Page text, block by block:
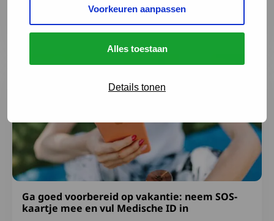
Voorkeuren aanpassen
Alles toestaan
Details tonen
Ga goed voorbereid op vakantie: neem SOS-
kaartje mee en vul Medische ID in
Lees meer over Ga goed voorbereid op vakantie: neem